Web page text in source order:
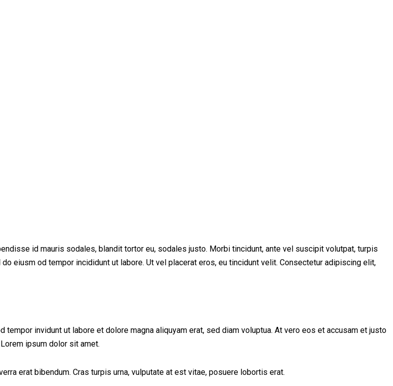
id mauris sodales, blandit tortor eu, sodales justo. Morbi tincidunt, ante vel suscipit volutpat, turpis
eiusm od tempor incididunt ut labore. Ut vel placerat eros, eu tincidunt velit. Consectetur adipiscing elit,
invidunt ut labore et dolore magna aliquyam erat, sed diam voluptua. At vero eos et accusam et justo
ipsum dolor sit amet.
erat bibendum. Cras turpis urna, vulputate at est vitae, posuere lobortis erat.